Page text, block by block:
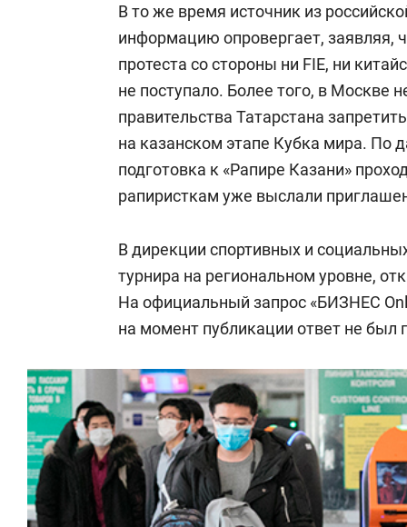
В то же время источник из
информацию опровергает, заявляя,
протеста со стороны ни FIE, ни
не поступало. Более того, в Москве
правительства Татарстана
на казанском этапе Кубка мира. По
подготовка к «Рапире Казани»
рапиристкам уже выслали
В дирекции спортивных и
турнира на региональном уровне,
На официальный запрос «БИЗНЕС
на момент публикации ответ не был